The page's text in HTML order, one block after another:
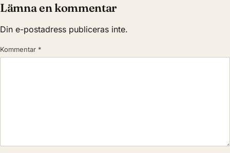
Lämna en kommentar
Din e-postadress publiceras inte.
Kommentar *